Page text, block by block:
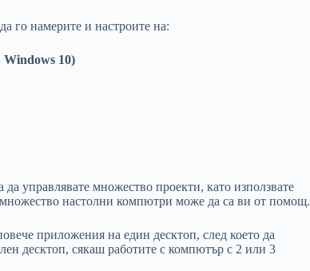
го намерите и настроите на:
10)
управлявате множество проекти, като използвате
настолни компютри може да са ви от помощ.
приложения на един десктоп, след което да
десктоп, сякаш работите с компютър с 2 или 3